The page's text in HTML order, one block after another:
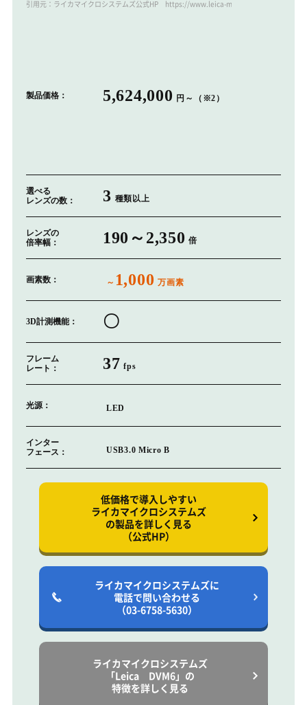
引用元：ライカマイクロシステムズ公式HP https://www.leica-microsystems.com/jp/
製品価格： 5,624,000 円～（※2）
選べる
レンズの数：
3 種類以上
レンズの
倍率幅：
190～2,350 倍
画素数： ～ 1,000 万画素
3D計測機能： 〇
フレーム
レート：
37 fps
光源： LED
インター
フェース：
USB3.0 Micro B
低価格で導入しやすい
ライカマイクロシステムズ
の製品を詳しく見る
（公式HP）
ライカマイクロシステムズに
電話で問い合わせる
（03-6758-5630）
ライカマイクロシステムズ
「Leica DVM6」の
特徴を詳しく見る